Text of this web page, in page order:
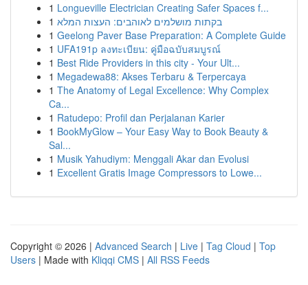
1 Longueville Electrician Creating Safer Spaces f...
1 בקתות מושלמים לאוהבים: העצות המלא
1 Geelong Paver Base Preparation: A Complete Guide
1 UFA191p ลงทะเบียน: คู่มือฉบับสมบูรณ์
1 Best Ride Providers in this city - Your Ult...
1 Megadewa88: Akses Terbaru & Terpercaya
1 The Anatomy of Legal Excellence: Why Complex
Ca...
1 Ratudepo: Profil dan Perjalanan Karier
1 BookMyGlow – Your Easy Way to Book Beauty &
Sal...
1 Musik Yahudiym: Menggali Akar dan Evolusi
1 Excellent Gratis Image Compressors to Lowe...
Copyright © 2026 | Advanced Search | Live | Tag Cloud | Top
Users | Made with Kliqqi CMS | All RSS Feeds